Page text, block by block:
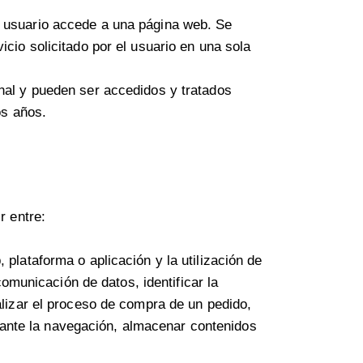
accede a una página web. Se
solicitado por el usuario en una sola
y pueden ser accedidos y tratados
años.
entre:
plataforma o aplicación y la utilización de
de datos, identificar la
el proceso de compra de un pedido,
la navegación, almacenar contenidos